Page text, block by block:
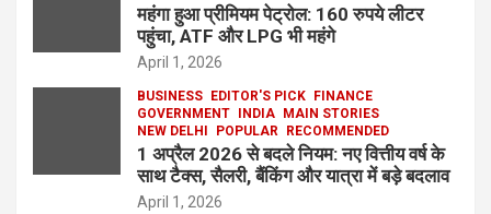
महंगा हुआ प्रीमियम पेट्रोल: 160 रुपये लीटर
पहुंचा, ATF और LPG भी महंगे
April 1, 2026
BUSINESS EDITOR'S PICK
FINANCE
GOVERNMENT
INDIA
MAIN STORIES
NEW DELHI
POPULAR RECOMMENDED
1 अप्रैल 2026 से बदले नियम: नए वित्तीय वर्ष के
साथ टैक्स, सैलरी, बैंकिंग और यात्रा में बड़े बदलाव
April 1, 2026